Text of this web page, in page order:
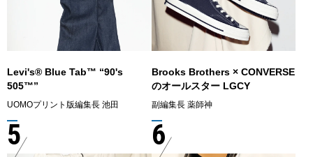
Levi's® Blue Tab™ “90's
505™”
UOMOプリント版編集長 池田
Brooks Brothers × CONVERSE
のオールスター LGCY
副編集長 薬師神
5 6